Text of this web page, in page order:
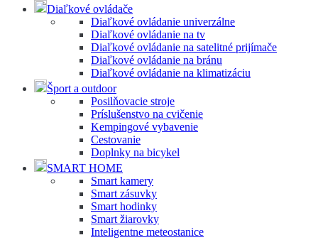
Diaľkové ovládače
Diaľkové ovládanie univerzálne
Diaľkové ovládanie na tv
Diaľkové ovládanie na satelitné prijímače
Diaľkové ovládanie na bránu
Diaľkové ovládanie na klimatizáciu
Šport a outdoor
Posilňovacie stroje
Príslušenstvo na cvičenie
Kempingové vybavenie
Cestovanie
Doplnky na bicykel
SMART HOME
Smart kamery
Smart zásuvky
Smart hodinky
Smart žiarovky
Inteligentne meteostanice